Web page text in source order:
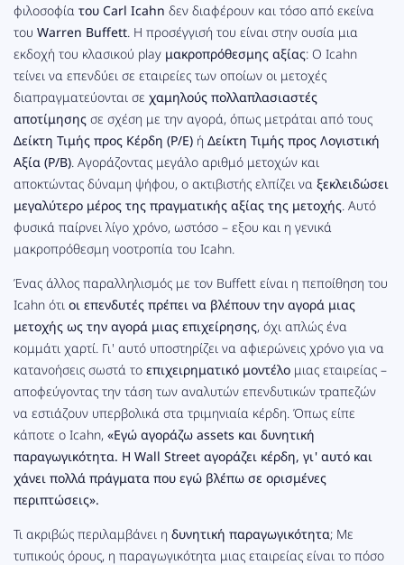
φιλοσοφία του Carl Icahn δεν διαφέρουν και τόσο από εκείνα
του Warren Buffett. Η προσέγγισή του είναι στην ουσία μια
εκδοχή του κλασικού play μακροπρόθεσμης αξίας: Ο Icahn
τείνει να επενδύει σε εταιρείες των οποίων οι μετοχές
διαπραγματεύονται σε χαμηλούς πολλαπλασιαστές
αποτίμησης σε σχέση με την αγορά, όπως μετράται από τους
Δείκτη Τιμής προς Κέρδη (P/E) ή Δείκτη Τιμής προς Λογιστική
Αξία (P/B). Αγοράζοντας μεγάλο αριθμό μετοχών και
αποκτώντας δύναμη ψήφου, ο ακτιβιστής ελπίζει να ξεκλειδώσει
μεγαλύτερο μέρος της πραγματικής αξίας της μετοχής. Αυτό
φυσικά παίρνει λίγο χρόνο, ωστόσο – εξου και η γενικά
μακροπρόθεσμη νοοτροπία του Icahn.
Ένας άλλος παραλληλισμός με τον Buffett είναι η πεποίθηση του
Icahn ότι οι επενδυτές πρέπει να βλέπουν την αγορά μιας
μετοχής ως την αγορά μιας επιχείρησης, όχι απλώς ένα
κομμάτι χαρτί. Γι' αυτό υποστηρίζει να αφιερώνεις χρόνο για να
κατανοήσεις σωστά το επιχειρηματικό μοντέλο μιας εταιρείας –
αποφεύγοντας την τάση των αναλυτών επενδυτικών τραπεζών
να εστιάζουν υπερβολικά στα τριμηνιαία κέρδη. Όπως είπε
κάποτε ο Icahn, «Εγώ αγοράζω assets και δυνητική
παραγωγικότητα. Η Wall Street αγοράζει κέρδη, γι' αυτό και
χάνει πολλά πράγματα που εγώ βλέπω σε ορισμένες
περιπτώσεις».
Τι ακριβώς περιλαμβάνει η δυνητική παραγωγικότητα; Με
τυπικούς όρους, η παραγωγικότητα μιας εταιρείας είναι το πόσο